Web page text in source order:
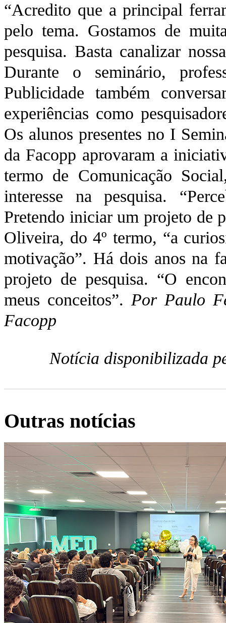
“Acredito que a principal
pelo tema. Gostamos de
pesquisa. Basta canalizar
Durante o seminário,
Publicidade também
experiências como
Os alunos presentes no I
da Facopp aprovaram a
termo de Comunicação
interesse na pesquisa.
Pretendo iniciar um projeto de
Oliveira, do 4º termo, “a
motivação”. Há dois anos na
projeto de pesquisa. “O
meus conceitos”. Por Paulo
Facopp
Notícia disponibilizada
Outras notícias